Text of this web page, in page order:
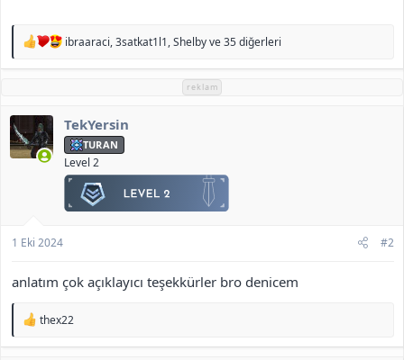
T
p
e
r
:
ibraaraci,3satkat1l1,Shelbyve 35 diğerleri
reklam
TekYersin
TURAN
Level 2
1 Eki 2024 #2
anlatım çok açıklayıcı teşekkürler bro denicem
T
p
thex22